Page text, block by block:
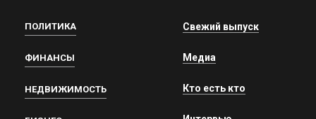
ПОЛИТИКА
ФИНАНСЫ
НЕДВИЖИМОСТЬ
Свежий выпуск
Медиа
Кто есть кто